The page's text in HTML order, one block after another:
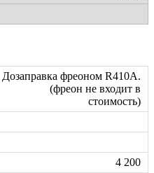
Дозаправка фреоном R410А.
(фреон не входит в
стоимость)
4 200